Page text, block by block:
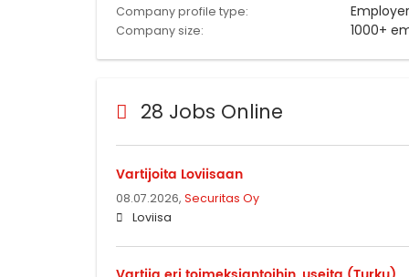
Company profile type:
Company size: 1000+
28 Jobs Online
Vartijoita Loviisaan
08.07.2026, Securitas Oy
Loviisa